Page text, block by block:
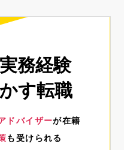
務経験
す転職
ドバイザーが在籍
も受けられる